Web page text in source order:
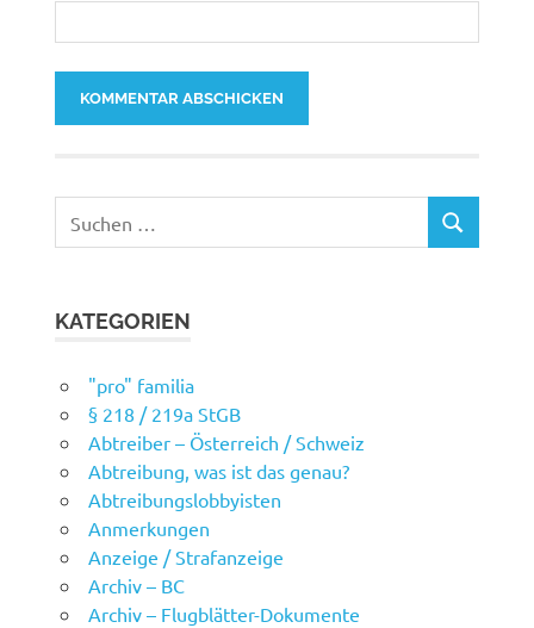
nach:
SUCHEN
KATEGORIEN
"pro" familia
§ 218 / 219a StGB
Abtreiber – Österreich / Schweiz
Abtreibung, was ist das genau?
Abtreibungslobbyisten
Anmerkungen
Anzeige / Strafanzeige
Archiv – BC
Archiv – Flugblätter-Dokumente